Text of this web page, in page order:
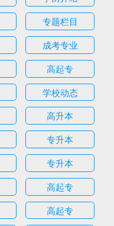
专题栏目
成考专业
高起专
学校动态
高升本
专升本
专升本
高起专
高起专